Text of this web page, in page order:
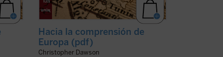
Hacia la comprensión de
Europa (pdf)
Christopher Dawson